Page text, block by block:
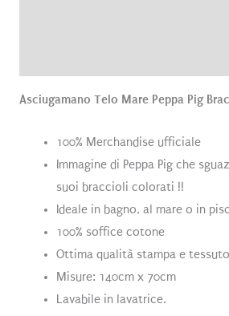
Asciugamano Telo Mare Peppa Pig
100% Merchandise ufficiale
Immagine di Peppa Pig che
suoi braccioli colorati !!
Ideale in bagno, al mare o in
100% soffice cotone
Ottima qualità stampa e
Misure: 140cm x 70cm
Lavabile in lavatrice.